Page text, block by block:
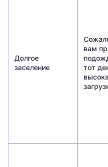
Долгое
заселение
вам
тот